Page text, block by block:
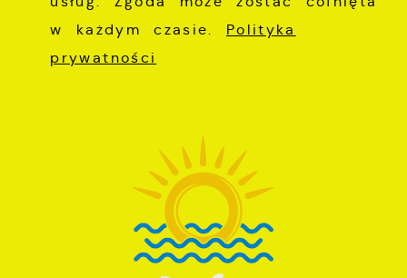
w każdym czasie. Polityka
prywatności